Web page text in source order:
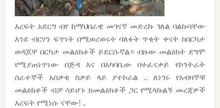
እረፍት አደርግ ብየ ከማህበራዊ መገናኛ መድረኩ ገለል ባልኩባቸው
እንደ ብርሃን ፍጥነት በሚወረወሩት ባለፉት ጥቂት ቀናት ከበርካታ
ወዳጆቸ በርካታ መልዕክቶች ይደርሱኛል። ብዙው መልዕክት ደግሞ
የሚያጠነጥነው በጅዳ እና በአካባቢው በተፈናቃይ የኮንትራት
ሰራተኞች አሰቃቂ ስቃይ ላይ ያተኮራል … ለነገሩ የአብዛኞቹ
መልዕክቶች ብቻ ሳይሆኑ ከመልዕክቶች ጋር የሚላኩልኝ መረጃዎች
እረፍት የሚነሱ ናቸው! …